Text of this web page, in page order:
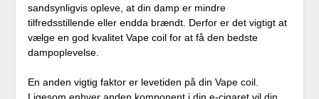
sandsynligvis opleve, at din damp er mindre
tilfredsstillende eller endda brændt. Derfor er det vigtigt at
vælge en god kvalitet Vape coil for at få den bedste
dampoplevelse.
En anden vigtig faktor er levetiden på din Vape coil.